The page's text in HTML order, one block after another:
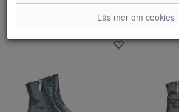
Läs mer om cookies